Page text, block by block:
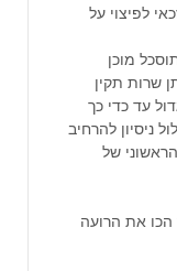
לפיצוי על
מוכן
שרות תקין
עד כדי כך
ניסיון להרחיב
של
הכו את הרועה